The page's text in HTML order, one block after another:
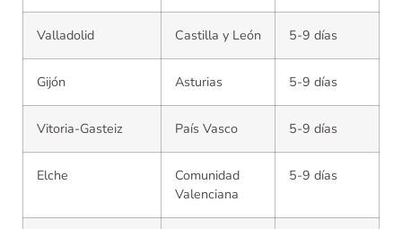
Valladolid Castilla y León 5-9 días
Gijón Asturias 5-9 días
Vitoria-Gasteiz País Vasco 5-9 días
Elche
Comunidad
Valenciana
5-9 días